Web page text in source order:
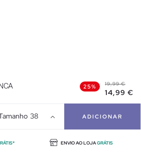
25% 19,99 €
14,99 €
38 ADICIONAR
ENVIO AO LOJAGRÁTIS